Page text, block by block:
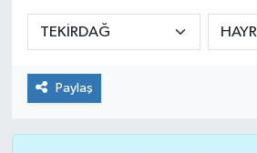
Paylaş
Sağlık
Spor